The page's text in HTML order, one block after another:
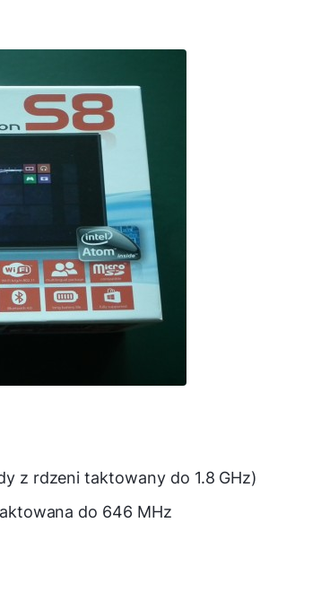
z rdzeni taktowany do 1.8 GHz)
do 646 MHz